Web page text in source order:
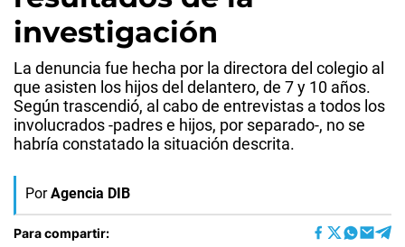
investigación
La denuncia fue hecha por la directora del colegio al
que asisten los hijos del delantero, de 7 y 10 años.
Según trascendió, al cabo de entrevistas a todos los
involucrados -padres e hijos, por separado-, no se
habría constatado la situación descrita.
Por Agencia DIB
Para compartir: